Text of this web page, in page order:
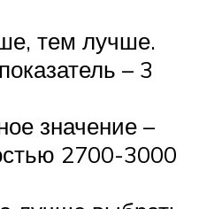
тем лучше.
– 3
значение –
2700-3000